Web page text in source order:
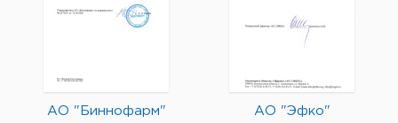
АО "Биннофарм" АО "Эфко"